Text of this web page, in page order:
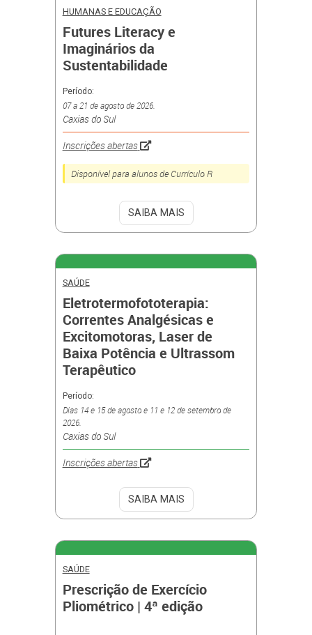
HUMANAS E EDUCAÇÃO
Futures Literacy e
Imaginários da
Sustentabilidade
Período:
07 a 21 de agosto de 2026.
Caxias do Sul
Inscrições abertas
Disponível para alunos de Currículo R
SAIBA MAIS
SAÚDE
Eletrotermofototerapia:
Correntes Analgésicas e
Excitomotoras, Laser de
Baixa Potência e Ultrassom
Terapêutico
Período:
Dias 14 e 15 de agosto e 11 e 12 de setembro de
2026.
Caxias do Sul
Inscrições abertas
SAIBA MAIS
SAÚDE
Prescrição de Exercício
Pliométrico | 4ª edição